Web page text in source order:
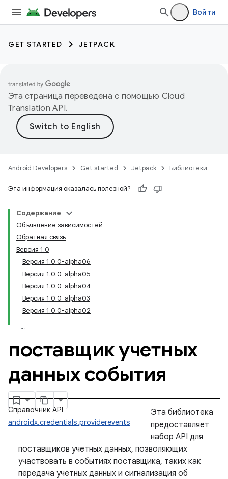
Войти
GET STARTED JETPACK
Эта страница переведена с помощью Cloud
Translation API.
Android Developers Get started Jetpack Библиотеки
Эта информация оказалась полезной?
Содержание
Объявление зависимостей
Обратная связь
Версия 1.0
Версия 1.0.0-alpha06
Версия 1.0.0-alpha05
Версия 1.0.0-alpha04
Версия 1.0.0-alpha03
Версия 1.0.0-alpha02
поставщик учетных
данных события
Справочник API
androidx.credentials.providerevents
Эта библиотека
предоставляет
набор API для
поставщиков учетных данных, позволяющих
участвовать в событиях поставщика, таких как
передача учетных данных и сигнализация об